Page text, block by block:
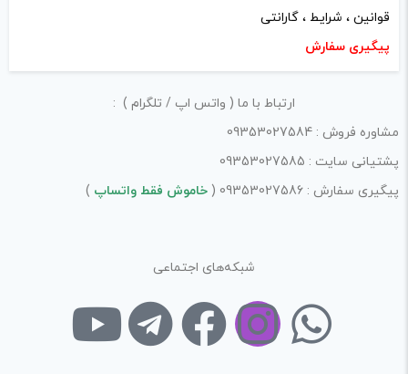
دیدگاهی می‌نویسم.
لازم است محتوای ارسالی منطبق برعرف و شئونات جامعه و با
بیانی رسمی و عاری از لحن تند، تمسخرو توهین باشد.
از ارسال لینک‌های سایت‌های دیگر و ارایه‌ی اطلاعات شخصی
خودتان مثل شماره تماس، ایمیل و آی‌دی شبکه‌های اجتماعی
پرهیز کنید.
فرآیند خرید یک محصول توسط ایشان است.
با توجه به ساختار بخش نظرات، از پرسیدن سوال یا درخواست
راهنمایی در این بخش خودداری کرده و سوالات خود را در بخش
قوانین ، شرایط ، گارانتی
پیگیری سفارش
ارتباط با ما ( واتس اپ / تلگرام ) :
مشاوره فروش : 09353027584
پشتیانی سایت : 09353027585
پیگیری سفارش : 09353027586 (
خاموش فقط واتساپ )
شبکه‌های اجتماعی